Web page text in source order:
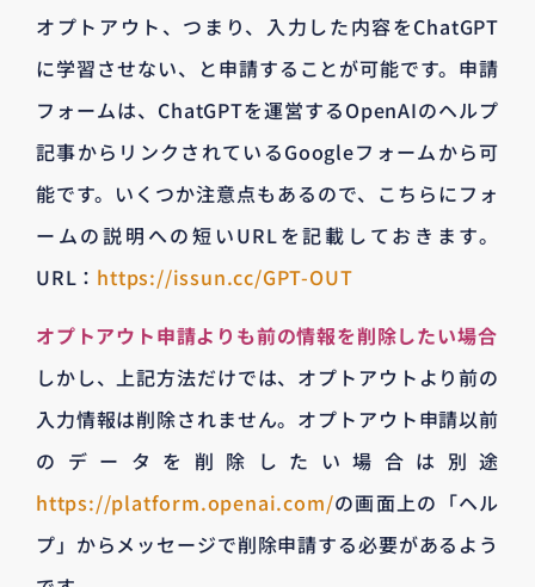
オプトアウト、つまり、入力した内容をChatGPT
に学習させない、と申請することが可能です。申請
フォームは、ChatGPTを運営するOpenAIのヘルプ
記事からリンクされているGoogleフォームから可
能です。いくつか注意点もあるので、こちらにフォ
ームの説明への短いURLを記載しておきます。
URL： https://issun.cc/GPT-OUT
オプトアウト申請よりも前の情報を削除したい場合
しかし、上記方法だけでは、オプトアウトより前の
入力情報は削除されません。オプトアウト申請以前
のデータを削除したい場合は別途
https://platform.openai.com/の画面上の「ヘル
プ」からメッセージで削除申請する必要があるよう